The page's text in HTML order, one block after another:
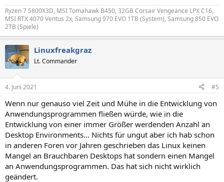
Ryzen 7 5800X3D, MSI Tomahawk B450, 32GB Corsair Vengeance LPX C16,
MSI RTX 4070 Ventus 2x, Samsung 970 EVO 1TB (System), Samsung 850 EVO
2TB (Spiele)
Linuxfreakgraz
Lt. Commander
4. Juni 2021 #5
Wenn nur genauso viel Zeit und Mühe in die Entwicklung von
Anwendungsprogrammen fließen würde, wie in die
Entwicklung von einer immer Größer werdenden Anzahl an
Desktop Environments... Nichts für ungut aber ich hab schon
in anderen Foren vor Jahren geschrieben das Linux keinen
Mangel an Brauchbaren Desktops hat sondern einen Mangel
an Anwendungsprogrammen. Das hat sich nicht wirklich
geändert.